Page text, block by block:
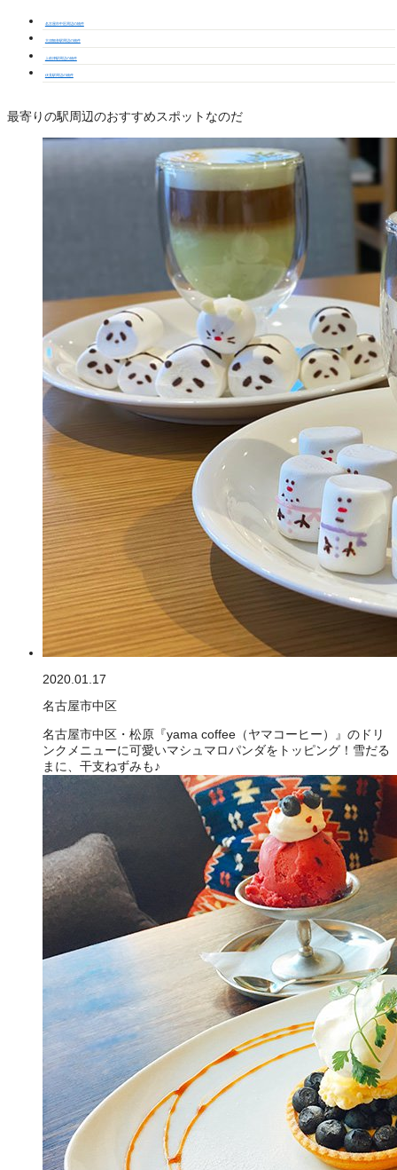
名古屋市中区周辺の物件
大須観音駅周辺の物件
上前津駅周辺の物件
伏見駅周辺の物件
最寄りの駅周辺のおすすめスポットなのだ
2020.01.17
名古屋市中区
名古屋市中区・松原『yama coffee（ヤマコーヒー）』のドリ
ンクメニューに可愛いマシュマロパンダをトッピング！雪だる
まに、干支ねずみも♪